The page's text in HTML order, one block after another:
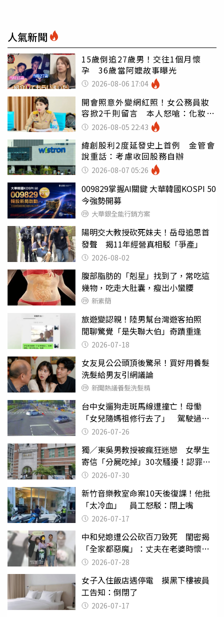
人氣新聞
15歲倒追27歲男！交往1個月懷
孕 36歲當阿嬤故事曝光
2026-08-06 17:04
開會照意外變網紅照！女公務員妝
容掀2千則留言 本人怒嗆：化妝有
錯嗎2026-08-05 22:43
緯創股利2度延發史上首例 金管會
說重話：考慮收回股務自辦
2026-08-07 05:26
009829掌握AI關鍵 大華韓國KOSPI 50
今強勢開募
大華銀全能行銷方案
陽明交大教授砍死妹夫！岳母追思首
發聲 揭11年經營真相駁「爭產」
2026-08-02
腹部脂肪的「剋星」找到了，常吃這
幾物，吃走大肚囊，瘦出小蠻腰
新素簡
旅遊變認親！陸男幫台灣遊客拍照
閒聊驚覺「是失聯大伯」奇蹟重逢
2026-07-18
女友見公公頭頂後驚呆！買好用養髮
洗髮給男友引網議論
新聞熱議養髮洗髮精
台中女遛狗走斑馬線遭撞亡！母慟
「女兒隨媽祖修行去了」 駕駛過失
致死判9月
2026-07-26
獨／東吳男教授被瘋狂迷戀 女學生
寄信「分屍吃掉」30次騷擾！認罪免
關 2026-07-30
新竹音樂教室命案10天後復課！他批
「太冷血」 員工怒駁：閉上嘴
2026-07-17
中和兒媳遭公公砍百刀致死 閨密揭
「全家都惡魔」：丈夫在老婆時懷孕
摔東西
2026-07-28
女子入住飯店遇停電 摸黑下樓被員
工告知：倒閉了
2026-07-17